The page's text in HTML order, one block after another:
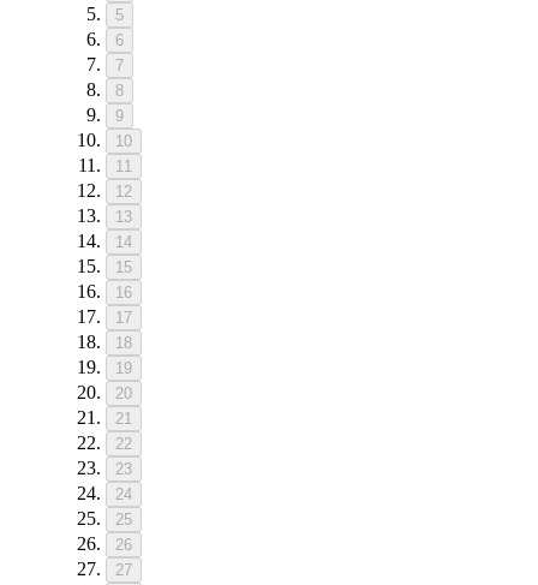
5
6
7
8
9
10
11
12
13
14
15
16
17
18
19
20
21
22
23
24
25
26
27